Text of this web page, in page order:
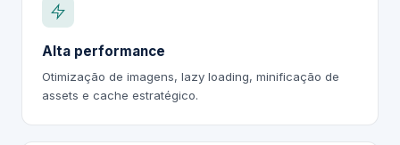
Alta performance
Otimização de imagens, lazy loading, minificação de
assets e cache estratégico.